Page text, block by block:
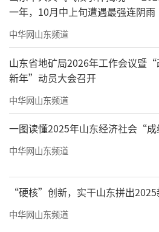
会议指出，2025年在
导下，山东省地矿局全局
重要回信精神为总遵循、
定扛牢“走在前、挑大梁
进全面从严治党与高质量
有进、进中提质，资源保
务更加精准，科技引领更
加鲜明，发展环境更加优
实，交出了高质量发展亮
山东省地矿局旗帜鲜明讲
展，助力全省超额完成“
一年，10月中上旬遭遇最强连阴雨
中华网山东频道
山东省地矿局2026年工作会议暨“
新年”动员大会召开
中华网山东频道
一图读懂2025年山东经济社会“成
中华网山东频道
“硬核”创新，实干山东拼出2025
中华网山东频道